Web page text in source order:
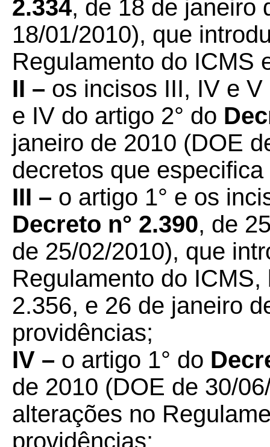
2.334, de 18 de janeiro
18/01/2010), que
Regulamento do ICMS
II – os incisos III, IV e
e IV do artigo 2° do
janeiro de 2010 (DOE
decretos que
III – o artigo 1° e os
Decreto n° 2.390, de
de 25/02/2010), que
Regulamento do
2.356, e 26 de janeiro
providências;
IV – o artigo 1° do
de 2010 (DOE de 30/
alterações no
providências;